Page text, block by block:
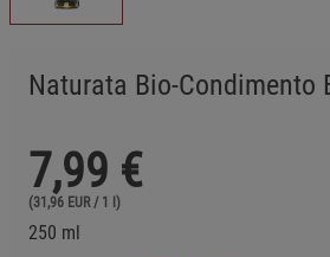
Naturata Bio-Condimento
7,99 €
(31,96 EUR / 1 l)
250 ml